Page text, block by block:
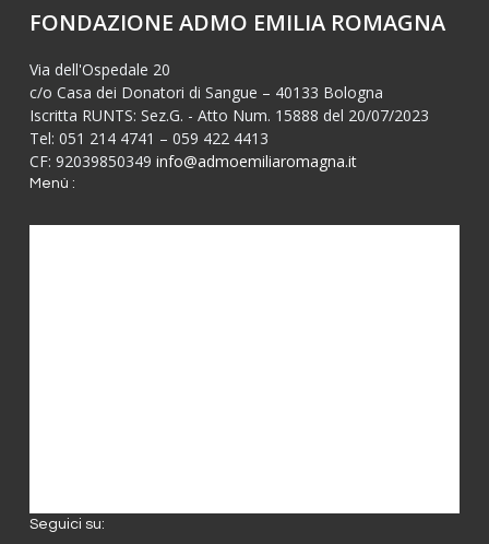
FONDAZIONE ADMO EMILIA ROMAGNA
Via dell'Ospedale 20
c/o Casa dei Donatori di Sangue – 40133 Bologna
Iscritta RUNTS: Sez.G. - Atto Num. 15888 del 20/07/2023
Tel: 051 214 4741 – 059 422 4413
CF: 92039850349 info@admoemiliaromagna.it
Menù :
Seguici su: